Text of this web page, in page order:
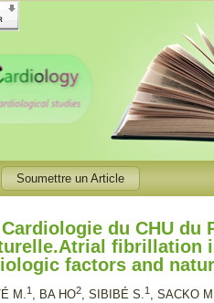
Soumettre un Article
du CHU du
fibrillation
factors and
M.1 , BA HO2, SIBIBÉ S.1 , SACKO